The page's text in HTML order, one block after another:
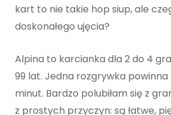
kart to nie takie hop siup, ale
doskonałego ujęcia?
Alpina to karcianka dla 2 do 4
99 lat. Jedna rozgrywka powinna
minut. Bardzo polubiłam się z
z prostych przyczyn: są łatwe,